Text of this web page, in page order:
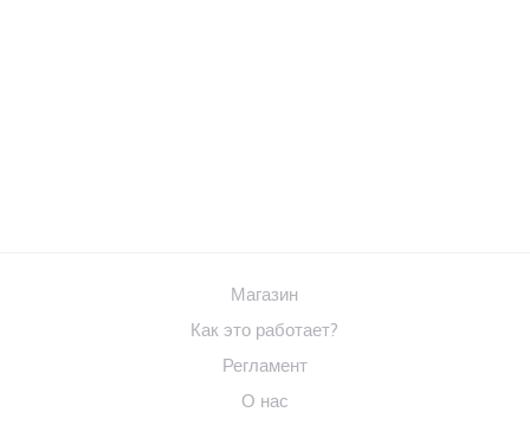
Магазин
Как это работает?
Регламент
О нас